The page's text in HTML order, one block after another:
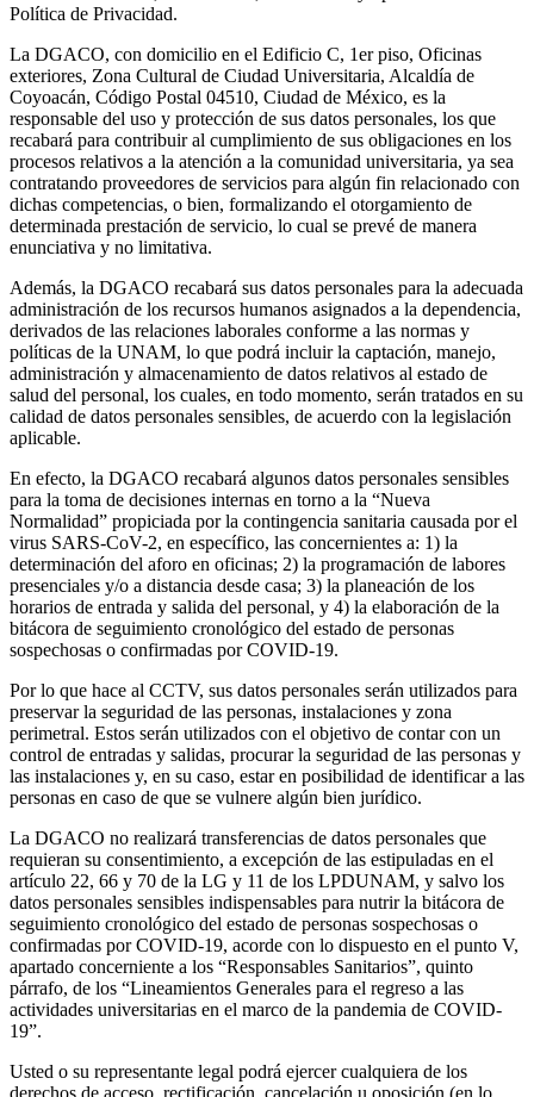
Política de Privacidad.
La DGACO, con domicilio en el Edificio C, 1er piso, Oficinas
exteriores, Zona Cultural de Ciudad Universitaria, Alcaldía de
Coyoacán, Código Postal 04510, Ciudad de México, es la
responsable del uso y protección de sus datos personales, los que
recabará para contribuir al cumplimiento de sus obligaciones en los
procesos relativos a la atención a la comunidad universitaria, ya sea
contratando proveedores de servicios para algún fin relacionado con
dichas competencias, o bien, formalizando el otorgamiento de
determinada prestación de servicio, lo cual se prevé de manera
enunciativa y no limitativa.
Además, la DGACO recabará sus datos personales para la adecuada
administración de los recursos humanos asignados a la dependencia,
derivados de las relaciones laborales conforme a las normas y
políticas de la UNAM, lo que podrá incluir la captación, manejo,
administración y almacenamiento de datos relativos al estado de
salud del personal, los cuales, en todo momento, serán tratados en su
calidad de datos personales sensibles, de acuerdo con la legislación
aplicable.
En efecto, la DGACO recabará algunos datos personales sensibles
para la toma de decisiones internas en torno a la “Nueva
Normalidad” propiciada por la contingencia sanitaria causada por el
virus SARS-CoV-2, en específico, las concernientes a: 1) la
determinación del aforo en oficinas; 2) la programación de labores
presenciales y/o a distancia desde casa; 3) la planeación de los
horarios de entrada y salida del personal, y 4) la elaboración de la
bitácora de seguimiento cronológico del estado de personas
sospechosas o confirmadas por COVID-19.
Por lo que hace al CCTV, sus datos personales serán utilizados para
preservar la seguridad de las personas, instalaciones y zona
perimetral. Estos serán utilizados con el objetivo de contar con un
control de entradas y salidas, procurar la seguridad de las personas y
las instalaciones y, en su caso, estar en posibilidad de identificar a las
personas en caso de que se vulnere algún bien jurídico.
La DGACO no realizará transferencias de datos personales que
requieran su consentimiento, a excepción de las estipuladas en el
artículo 22, 66 y 70 de la LG y 11 de los LPDUNAM, y salvo los
datos personales sensibles indispensables para nutrir la bitácora de
seguimiento cronológico del estado de personas sospechosas o
confirmadas por COVID-19, acorde con lo dispuesto en el punto V,
apartado concerniente a los “Responsables Sanitarios”, quinto
párrafo, de los “Lineamientos Generales para el regreso a las
actividades universitarias en el marco de la pandemia de COVID-
19”.
Usted o su representante legal podrá ejercer cualquiera de los